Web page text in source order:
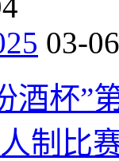
03-
酒杯”
制比